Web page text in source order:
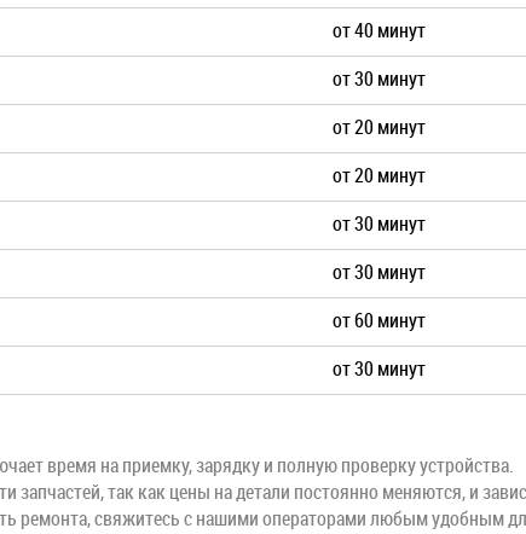
от 40 минут
от 30 минут
от 20 минут
от 20 минут
от 30 минут
от 30 минут
от 60 минут
от 30 минут
время на приемку, зарядку и полную проверку устройства.
запчастей, так как цены на детали постоянно меняются, и
ремонта, свяжитесь с нашими операторами любым удобным